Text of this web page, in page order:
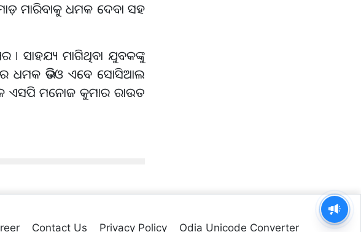
ମାରିବାକୁ ଧମକ ଦେବା ସହ
। ସାହଯ୍ୟ ମାଗିଥିବା ଯୁବକଙ୍କୁ
ଧମକ ଭିଡିଓ ଏବେ ସୋସିଆଲ
ଏସପି ମନୋଜ କୁମାର ରାଉତ
Contact Us Privacy Policy Odia Unicode Converter